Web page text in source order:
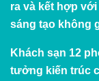
ra và kết hợp
sáng tạo không
Khách sạn 12
tưởng kiến trúc